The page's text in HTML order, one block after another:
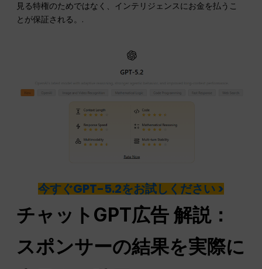
見る特権のためではなく、インテリジェンスにお金を払うこ
とが保証される。.
今すぐGPT-5.2をお試しください >
チャットGPT広告 解説：
スポンサーの結果を実際に